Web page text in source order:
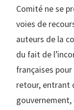
Comité ne se
voies de
auteurs de la
du fait de
françaises
retour, entrant
gouvernement,